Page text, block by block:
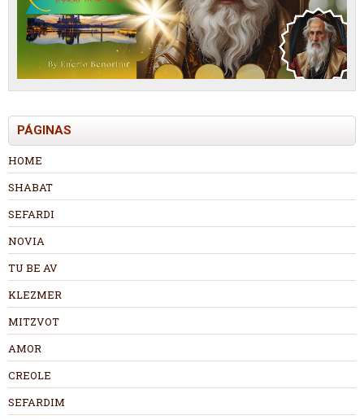
PÁGINAS
HOME
SHABAT
SEFARDI
NOVIA
TU BE AV
KLEZMER
MITZVOT
AMOR
CREOLE
SEFARDIM